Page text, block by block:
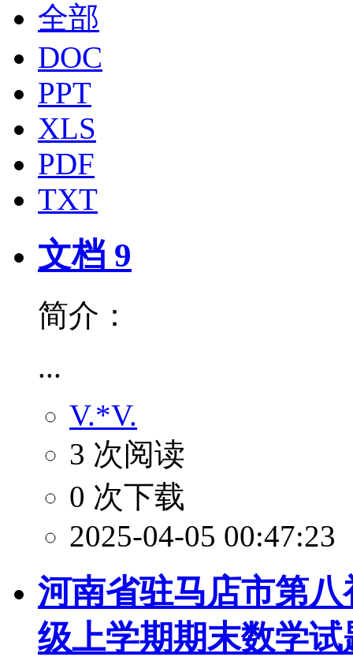
全部
DOC
PPT
XLS
PDF
TXT
文档 9
简介：
...
V.*V.
3 次阅读
0 次下载
2025-04-05 00:47:23
河南省驻马店市第八
级上学期期末数学试